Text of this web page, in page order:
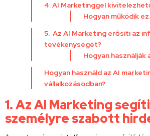
4. AI Marketinggel
Hogyan működik
5. Az AI Marketing erősíti az
tevékenységét?
Hogyan
Hogyan használd az AI
vállalkozásodban?
1. Az AI Marketing
személyre szabott